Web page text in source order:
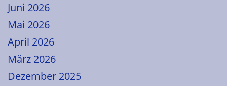
Juni 2026
Mai 2026
April 2026
März 2026
Dezember 2025